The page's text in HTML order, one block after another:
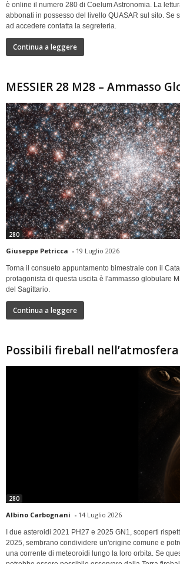
è online il numero 280 di Coelum Astronomia. La
abbonati in possesso del livello QUASAR sul sito. Se
ad accedere contatta la segreteria.
Continua a leggere
MESSIER 28 M28 – Ammasso
280
Giuseppe Petricca - 19 Luglio 2026
Torna il consueto appuntamento bimestrale con il
protagonista di questa uscita è l'ammasso globulare
del Sagittario.
Continua a leggere
Possibili fireball
280
Albino Carbognani - 14 Luglio 2026
I due asteroidi 2021 PH27 e 2025 GN1, scoperti
2025, sembrano condividere un'origine comune e
una corrente di meteoroidi lungo la loro orbita. Se